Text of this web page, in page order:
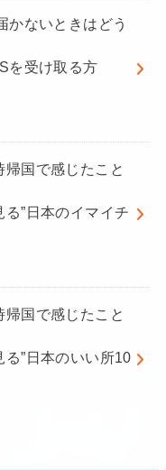
かないときはどう
を受け取る方
国で感じたこと
る”日本のイマイチ
国で感じたこと
る”日本のいい所10